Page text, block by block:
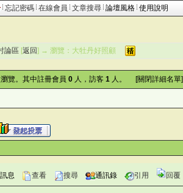
忘記密碼 在線會員 文章搜尋 論壇風格 使用說明
論區 [返回] → 瀏覽：大牡丹好照顧
覽。其中註冊會員 0人，訪客 1人。 [關閉詳細名單]
息 查看 搜尋 通訊錄 引用 回覆